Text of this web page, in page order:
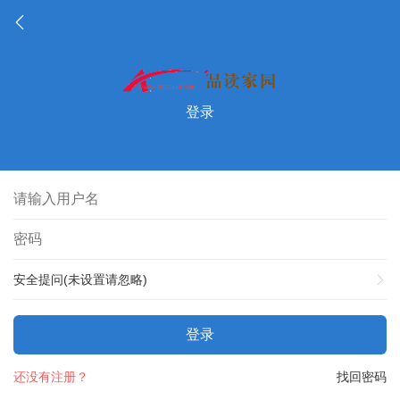
登录
安全提问(未设置请忽略)
登录
找回密码
还没有注册？